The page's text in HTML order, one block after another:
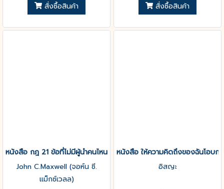
สั่งซื้อสินค้า สั่งซื้อสินค้า
หนังสือ กฎ 21 ข้อที่ไม่มีผู้นำคนไหนปฏิเสธได้ (The 21 Irrefutable Laws
John C.Maxwell (จอห์น ซี.
แม็กซ์เวลล)
หนังสือ ให้ความคิดถึงของฉันโอบกอ
อิสญะ